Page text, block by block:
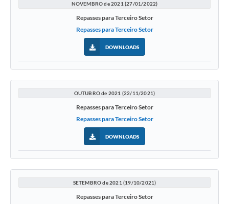
NOVEMBRO de 2021 (27/01/2022)
Repasses para Terceiro Setor
Repasses para Terceiro Setor
DOWNLOADS
OUTUBRO de 2021 (22/11/2021)
Repasses para Terceiro Setor
Repasses para Terceiro Setor
DOWNLOADS
SETEMBRO de 2021 (19/10/2021)
Repasses para Terceiro Setor